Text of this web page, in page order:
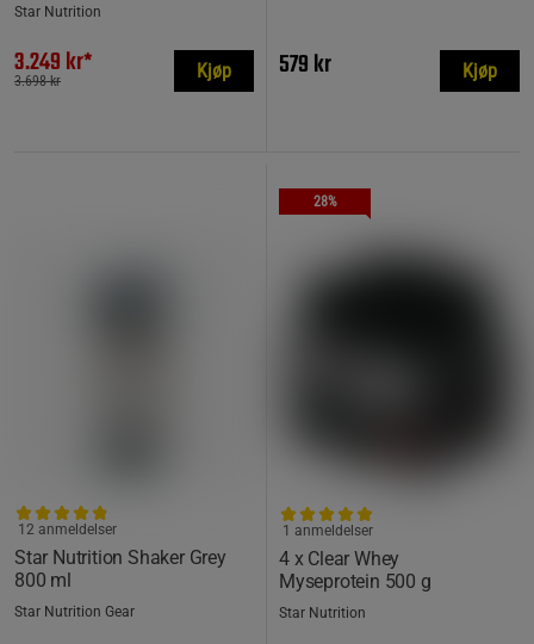
Star Nutrition
3.249 kr*
3.698 kr Kjøp 579 kr Kjøp
Star Nutrition Shaker Grey
800 ml
12 anmeldelser
Star Nutrition Gear
28%
4 x Clear Whey
Myseprotein 500 g
1 anmeldelser
Star Nutrition